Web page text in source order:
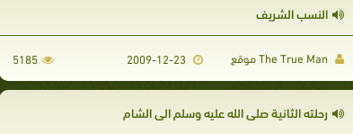
النسب الشريف
5185
رحلته الثانية صلى الله عليه وسلم الى الشام